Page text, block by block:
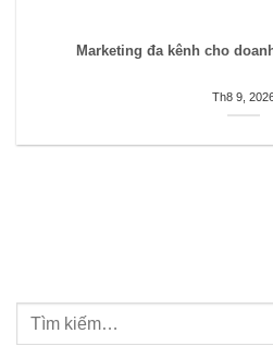
Marketing đa kênh cho
Th8 9,